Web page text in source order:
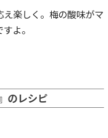
楽しく。梅の酸味がマ
よ。
のレシピ